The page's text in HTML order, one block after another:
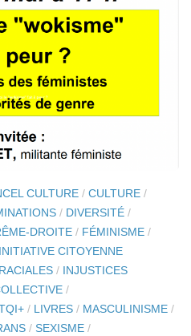
CULTURE / CULTURE /
/ DIVERSITÉ /
DROITE / FÉMINISME /
INITIATIVE CITOYENNE
/ INJUSTICES
/
/ LIVRES / MASCULINISME /
/ SEXISME /